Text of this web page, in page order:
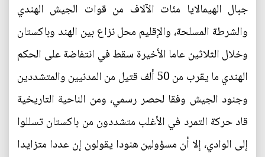
جبال الهيمالايا مئات الآلاف من قوات الجيش الهندي
والشرطة المسلحة، والإقليم محل نزاع بين الهند وباكستان
وخلال الثلاثين عاما الأخيرة سقط في انتفاضة على الحكم
الهندي ما يقرب من 50 ألف قتيل من المدنيين والمتشددين
وجنود الجيش وفقا لحصر رسمي، ومن الناحية التاريخية
قاد حركة التمرد في الأغلب متشددون من باكستان تسللوا
إلى الوادي، إلا أن مسؤولين هنودا يقولون إن عددا متزايدا